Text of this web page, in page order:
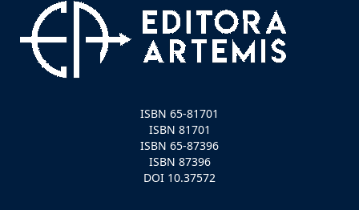
ISBN 65-81701
ISBN 81701
ISBN 65-87396
ISBN 87396
DOI 10.37572